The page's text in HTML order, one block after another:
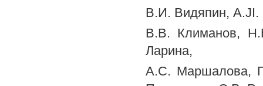
B.И. Видяпин, A.JI.
B.В. Климанов,
Ларина,
A.C. Маршалова,